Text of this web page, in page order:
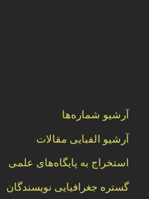
آرشیو شماره‌ها
آرشیو الفبایی مقالات
استخراج به پایگاه‌های علمی
گستره جغرافیایی نویسندگان